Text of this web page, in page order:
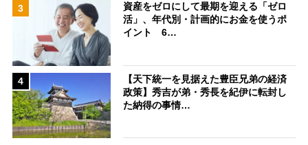
3
資産をゼロにして最期を迎える「ゼロ
活」、年代別・計画的にお金を使うポ
イント 6…
4
【天下統一を見据えた豊臣兄弟の経済
政策】秀吉が弟・秀長を紀伊に転封し
た納得の事情…